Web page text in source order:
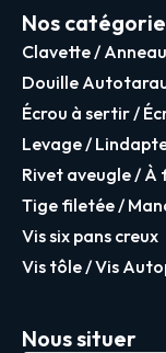
Nos
Clavette /
Douille
Écrou à sertir /
Levage /
Rivet aveugle / À
Tige filetée /
Vis six pans creux
Vis tôle / Vis
Nous situer